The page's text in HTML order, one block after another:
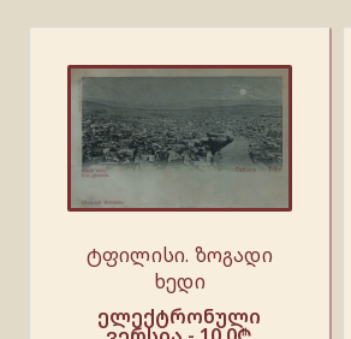
ტფილისი. ზოგადი
ხედი
ელექტრონული